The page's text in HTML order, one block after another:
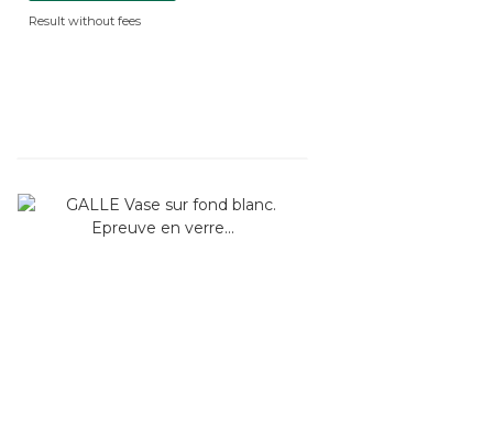
Result without fees